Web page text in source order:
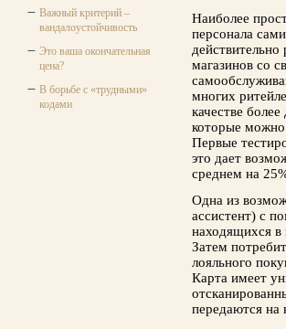
Важный критерий –
вандалоустойчивость
Это ваша окончательная
цена?
В борьбе с «трудными»
кодами
Наиболее
персонала
магазинов со
многих
качестве
которые можно
Первые
это дает
среднем на
Одна из
ассистент) с
находящихся в
Затем
лояльного
Карта имеет
передаются на